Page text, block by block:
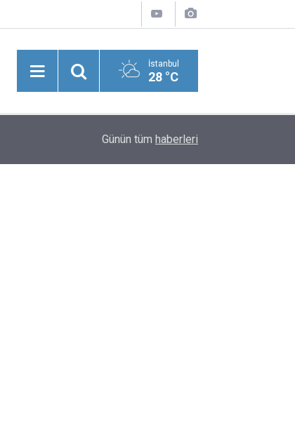
İstanbul
28 °C
Terörsüz Türkiye Süreci Başlıyor: Çerçeve
Günün tüm haberleri